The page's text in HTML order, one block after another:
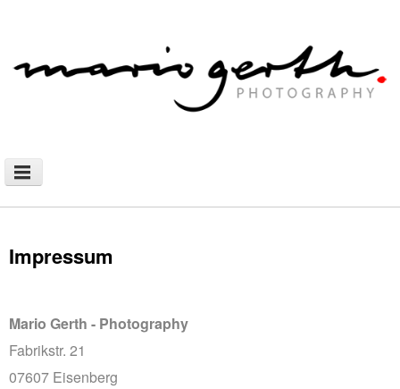
PHOTOGRAPHY
SHOP
WALLHANGING
Impressum
Mario Gerth - Photography
Fabrikstr. 21
07607 Eisenberg